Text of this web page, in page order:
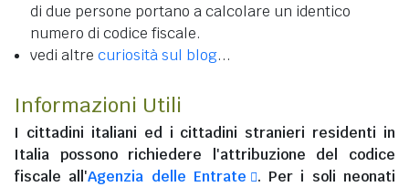
di due persone portano a calcolare un identico
numero di codice fiscale.
vedi altre curiosità sul blog...
Informazioni Utili
I cittadini italiani ed i cittadini stranieri residenti in
Italia possono richiedere l'attribuzione del codice
fiscale all'Agenzia delle Entrate
. Per i soli neonati